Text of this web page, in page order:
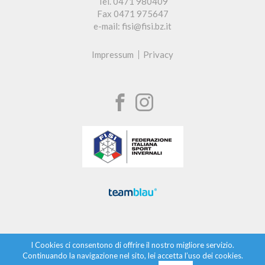
Fax 0471 975647
e-mail: fisi@fisi.bz.it
Impressum Privacy
I Cookies ci consentono di offrire il nostro migliore servizio.
Continuando la navigazione nel sito, lei accetta l’uso dei cookies.